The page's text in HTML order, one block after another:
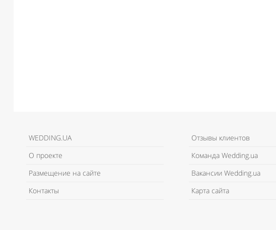
WEDDING.UA
О проекте
Размещение на сайте
Контакты
Отзывы клиентов
Команда Wedding.ua
Вакансии Wedding.ua
Карта сайта